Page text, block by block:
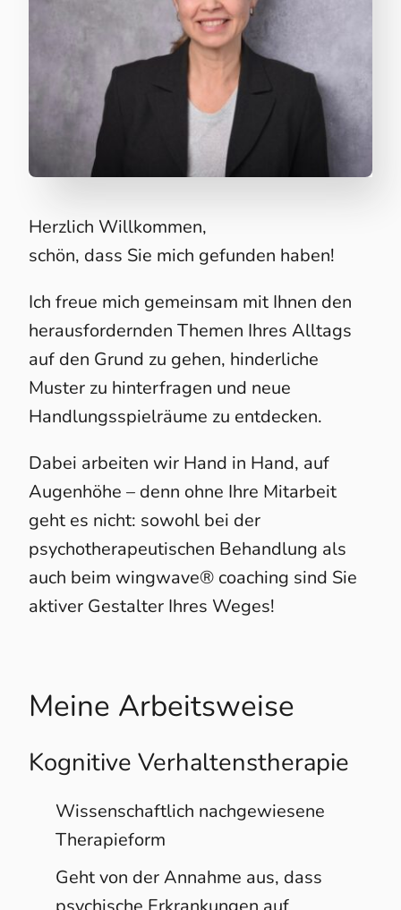
Herzlich Willkommen,
schön, dass Sie mich gefunden haben!
Ich freue mich gemeinsam mit Ihnen den
herausfordernden Themen Ihres Alltags
auf den Grund zu gehen, hinderliche
Muster zu hinterfragen und neue
Handlungsspielräume zu entdecken.
Dabei arbeiten wir Hand in Hand, auf
Augenhöhe – denn ohne Ihre Mitarbeit
geht es nicht: sowohl bei der
psychotherapeutischen Behandlung als
auch beim wingwave® coaching sind Sie
aktiver Gestalter Ihres Weges!
Meine Arbeitsweise
Kognitive Verhaltenstherapie
Wissenschaftlich nachgewiesene
Therapieform
Geht von der Annahme aus, dass